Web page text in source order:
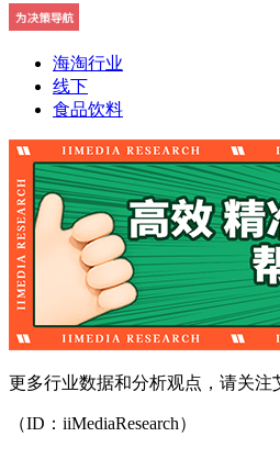
海淘行业
线下
食品饮料
更多行业数据和分析观点，请关注
（ID：iiMediaResearch）